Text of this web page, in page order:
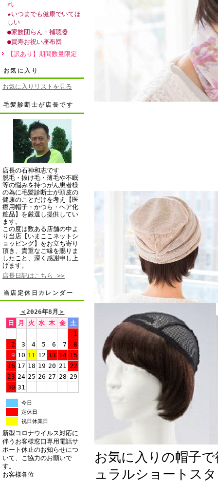
れ
★いつまでも健康でいてほ
しい
●家族団らん・補聴器
●賀寿お祝い座布団
【訳あり】期間数量限定
お気に入り
お気に入りリストを見る
毛髪診断士が店長です
店長の石神和志です
脱毛・抜け毛・薄毛や不眠
等の悩みを持つがん患者様
の為に毛髪診断士が頭皮の
健康のことだけを考え【医
療用帽子・かつら・ヘア化
粧品】を厳選し提供してい
ます。
この度は数ある店舗の中よ
り当店【いまここネットシ
ョッピング】をお立ち寄り
頂き、貴重なご縁を賜りま
したこと、深く感謝申し上
げます。
店長日記はこちら >>
当店定休日カレンダー
＜2026年8月 ＞
日
月 火 水 木 金
土
1
2
3 4 5 6 7
8
9 10 11 12 13 14 15
16 17 18 19 20 21 22
23 24 25 26 27 28 29
30 31
今日
定休日
祝日休業日
新型コロナウイルス対応に
伴うお客様窓口専用電話サ
ポート休止のお知らせにつ
いて、ご協力のお願いで
す。
お客様各位
お気に入りの帽子
ュラルショートス